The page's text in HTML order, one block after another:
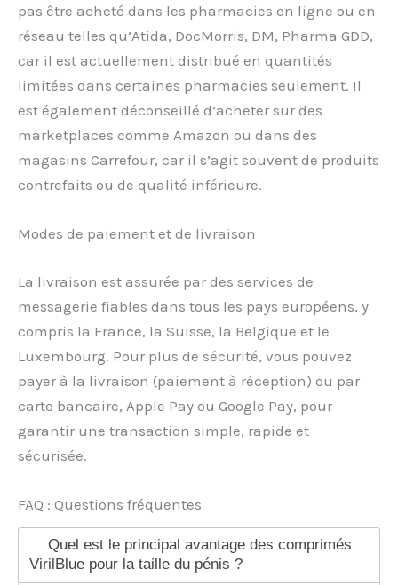
pas être acheté dans les pharmacies en ligne ou en
réseau telles qu’Atida, DocMorris, DM, Pharma GDD,
car il est actuellement distribué en quantités
limitées dans certaines pharmacies seulement. Il
est également déconseillé d’acheter sur des
marketplaces comme Amazon ou dans des
magasins Carrefour, car il s’agit souvent de produits
contrefaits ou de qualité inférieure.
Modes de paiement et de livraison
La livraison est assurée par des services de
messagerie fiables dans tous les pays européens, y
compris la France, la Suisse, la Belgique et le
Luxembourg. Pour plus de sécurité, vous pouvez
payer à la livraison (paiement à réception) ou par
carte bancaire, Apple Pay ou Google Pay, pour
garantir une transaction simple, rapide et
sécurisée.
FAQ : Questions fréquentes
Quel est le principal avantage des comprimés
VirilBlue pour la taille du pénis ?